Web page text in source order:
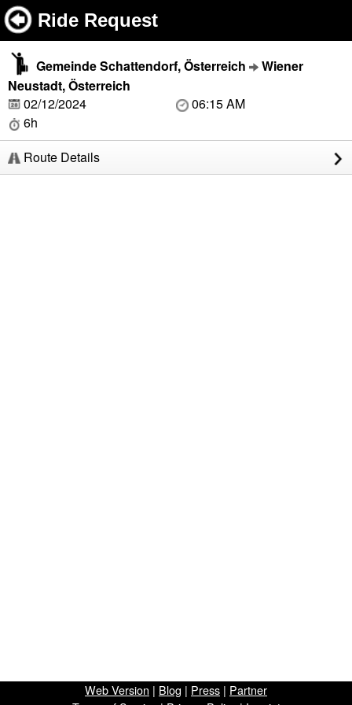
Ride Request
Gemeinde Schattendorf, Österreich
Wiener
Neustadt, Österreich
02/12/2024
06:15 AM
6h
Route Details
Web Version | Blog | Press | Partner